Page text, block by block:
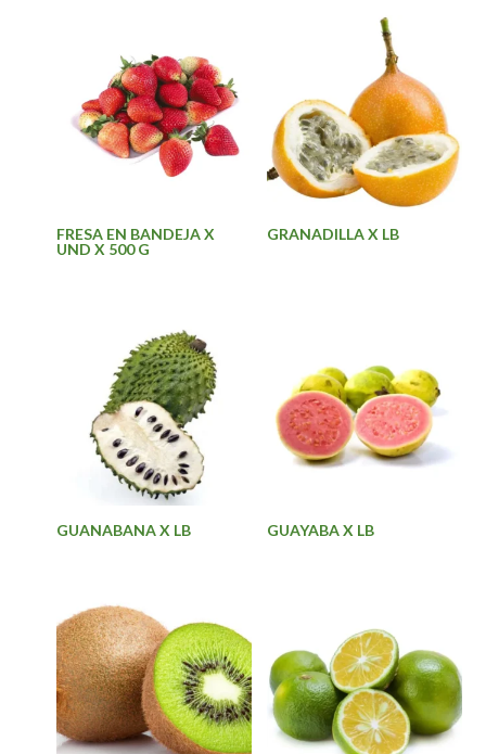
FRESA EN BANDEJA X
UND X 500 G
GRANADILLA X LB
GUANABANA X LB GUAYABA X LB